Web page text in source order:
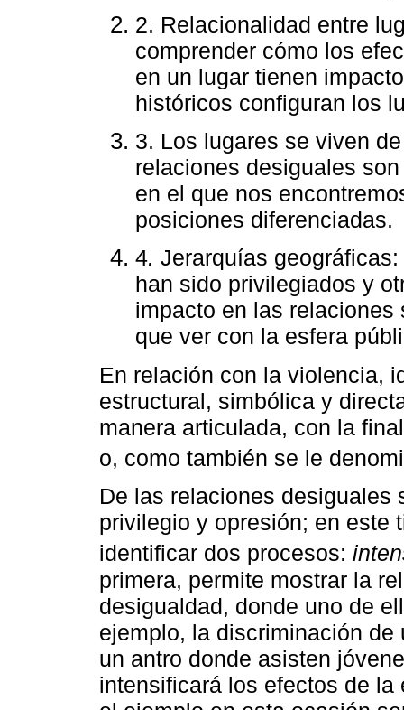
2. Relacionalidad entre
comprender cómo los
en un lugar tienen
históricos configuran los
3. Los lugares se viven
relaciones desiguales
en el que nos
posiciones diferenciadas.
4. Jerarquías
han sido privilegiados y
impacto en las
que ver con la esfera
En relación con la violencia,
estructural, simbólica y
manera articulada, con la
o, como también se le
De las relaciones desiguales
privilegio y opresión; en este
identificar dos procesos:
primera, permite mostrar la
desigualdad, donde uno de
ejemplo, la discriminación
un antro donde asisten
intensificará los efectos de